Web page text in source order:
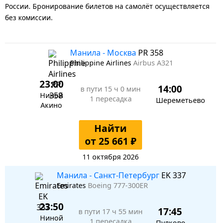
России. Бронирование билетов на самолёт осуществляется
без комиссии.
Манила - Москва PR 358
Philippine Airlines Airbus A321
23:00
Ниной
Акино
в пути 15 ч 0 мин
1 пересадка
14:00
Шереметьево
Найти
от 25 661 ₽
11 октября 2026
Манила - Санкт-Петербург EK 337
Emirates Boeing 777-300ER
23:50
Ниной
в пути 17 ч 55 мин
1 пересадка
17:45